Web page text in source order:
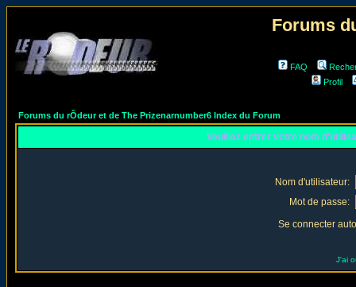
Forums
FAQ
Profil
Forums du rÔdeur et de The Prizenarnumber6 Index du Forum
Veuillez entrer votre nom
Nom d'utilisateur:
Mot de passe:
Se connecter
J'ai